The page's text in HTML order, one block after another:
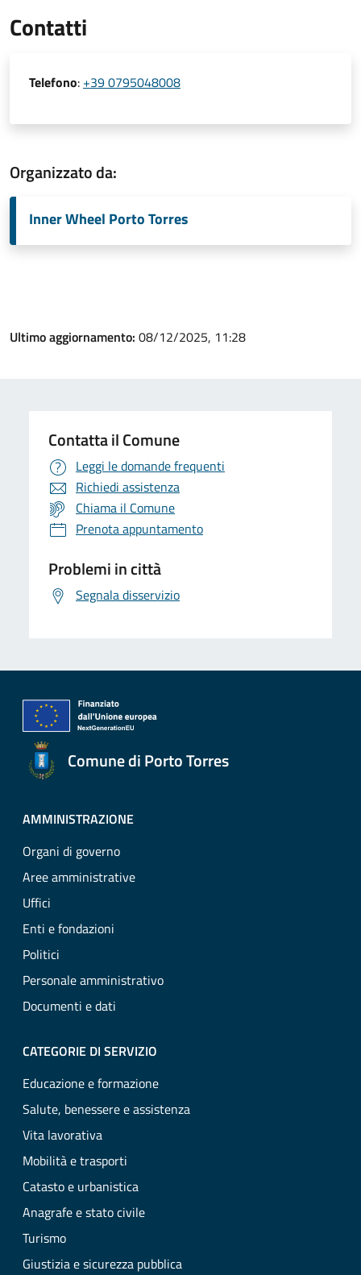
Contatti
Telefono: +39 0795048008
Organizzato da:
Inner Wheel Porto Torres
Ultimo aggiornamento: 08/12/2025, 11:28
Contatta il Comune
Leggi le domande frequenti
Richiedi assistenza
Chiama il Comune
Prenota appuntamento
Problemi in città
Segnala disservizio
Comune di Porto Torres
AMMINISTRAZIONE
Organi di governo
Aree amministrative
Uffici
Enti e fondazioni
Politici
Personale amministrativo
Documenti e dati
CATEGORIE DI SERVIZIO
Educazione e formazione
Salute, benessere e assistenza
Vita lavorativa
Mobilità e trasporti
Catasto e urbanistica
Anagrafe e stato civile
Turismo
Giustizia e sicurezza pubblica